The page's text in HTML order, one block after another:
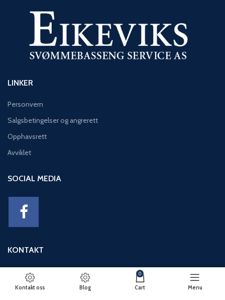
LINKER
Personvern
Salgsbetingelser og angrerett
Opphavsrett
Avviklet
SOCIAL MEDIA
KONTAKT
Adresse: Eikeviken 49, 5043 BERGEN
Telefon: 95 12 52 30
E-post: basseng@eikeviks.no
Kontakt oss Blog
0
Cart Menu